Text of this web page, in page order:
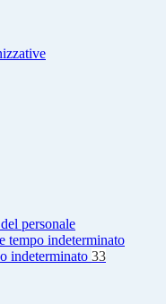
personale
tempo indeterminato
indeterminato 33